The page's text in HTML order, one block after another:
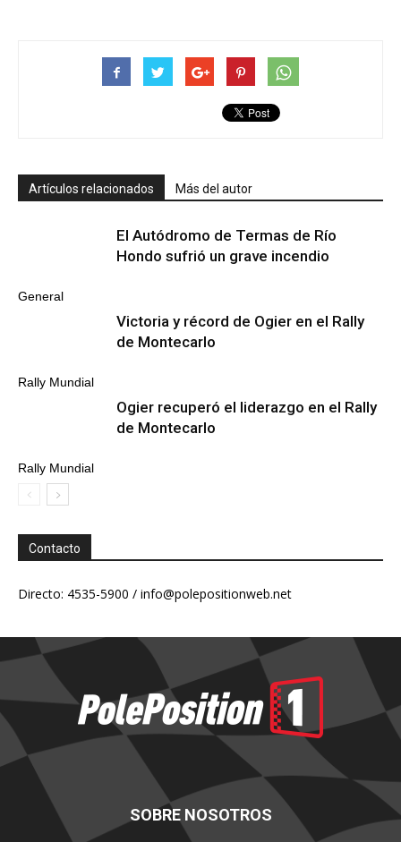
Artículos relacionados Más del autor
General
El Autódromo de Termas de Río
Hondo sufrió un grave incendio
Rally Mundial
Victoria y récord de Ogier en el Rally
de Montecarlo
Rally Mundial
Ogier recuperó el liderazgo en el Rally
de Montecarlo
Contacto
Directo: 4535-5900 / info@polepositionweb.net
SOBRE NOSOTROS